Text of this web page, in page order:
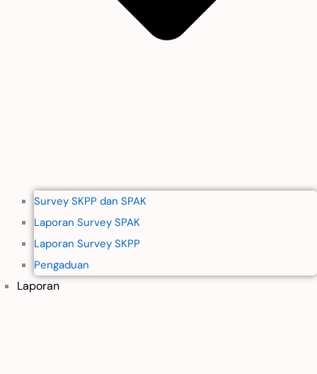
Survey SKPP dan SPAK
Laporan Survey SPAK
Laporan Survey SKPP
Pengaduan
Laporan